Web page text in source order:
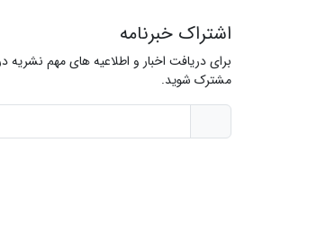
اشتراک خبرنامه
برای دریافت اخبار و اطلاعیه های مهم نشریه
مشترک شوید.